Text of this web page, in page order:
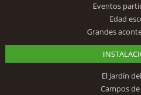
Eventos
Edad
Grandes
El Jardín
Campos